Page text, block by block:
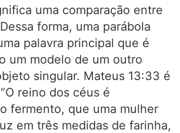
uma comparação entre
forma, uma parábola
palavra principal que é
um modelo de um outro
singular. Mateus 13:33 é
reino dos céus é
fermento, que uma mulher
em três medidas de farinha,